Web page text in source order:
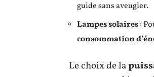
guide sans aveugler.
Lampes solaires:
consommation
Le choix de la